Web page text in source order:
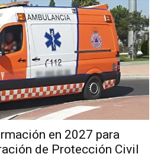
en 2027 para
de Protección Civil